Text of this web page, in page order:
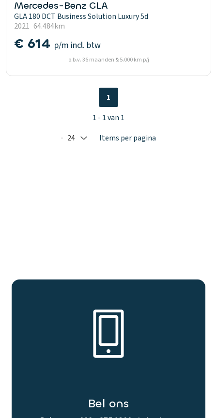
Mercedes-Benz GLA
GLA 180 DCT Business Solution Luxury 5d
2021 64.484km
€ 614 p/m incl. btw
o.b.v. 36 maanden & 5.000 km p/j
Selected: 24
24 Items per pagina
1
1 - 1 van 1
Bel ons